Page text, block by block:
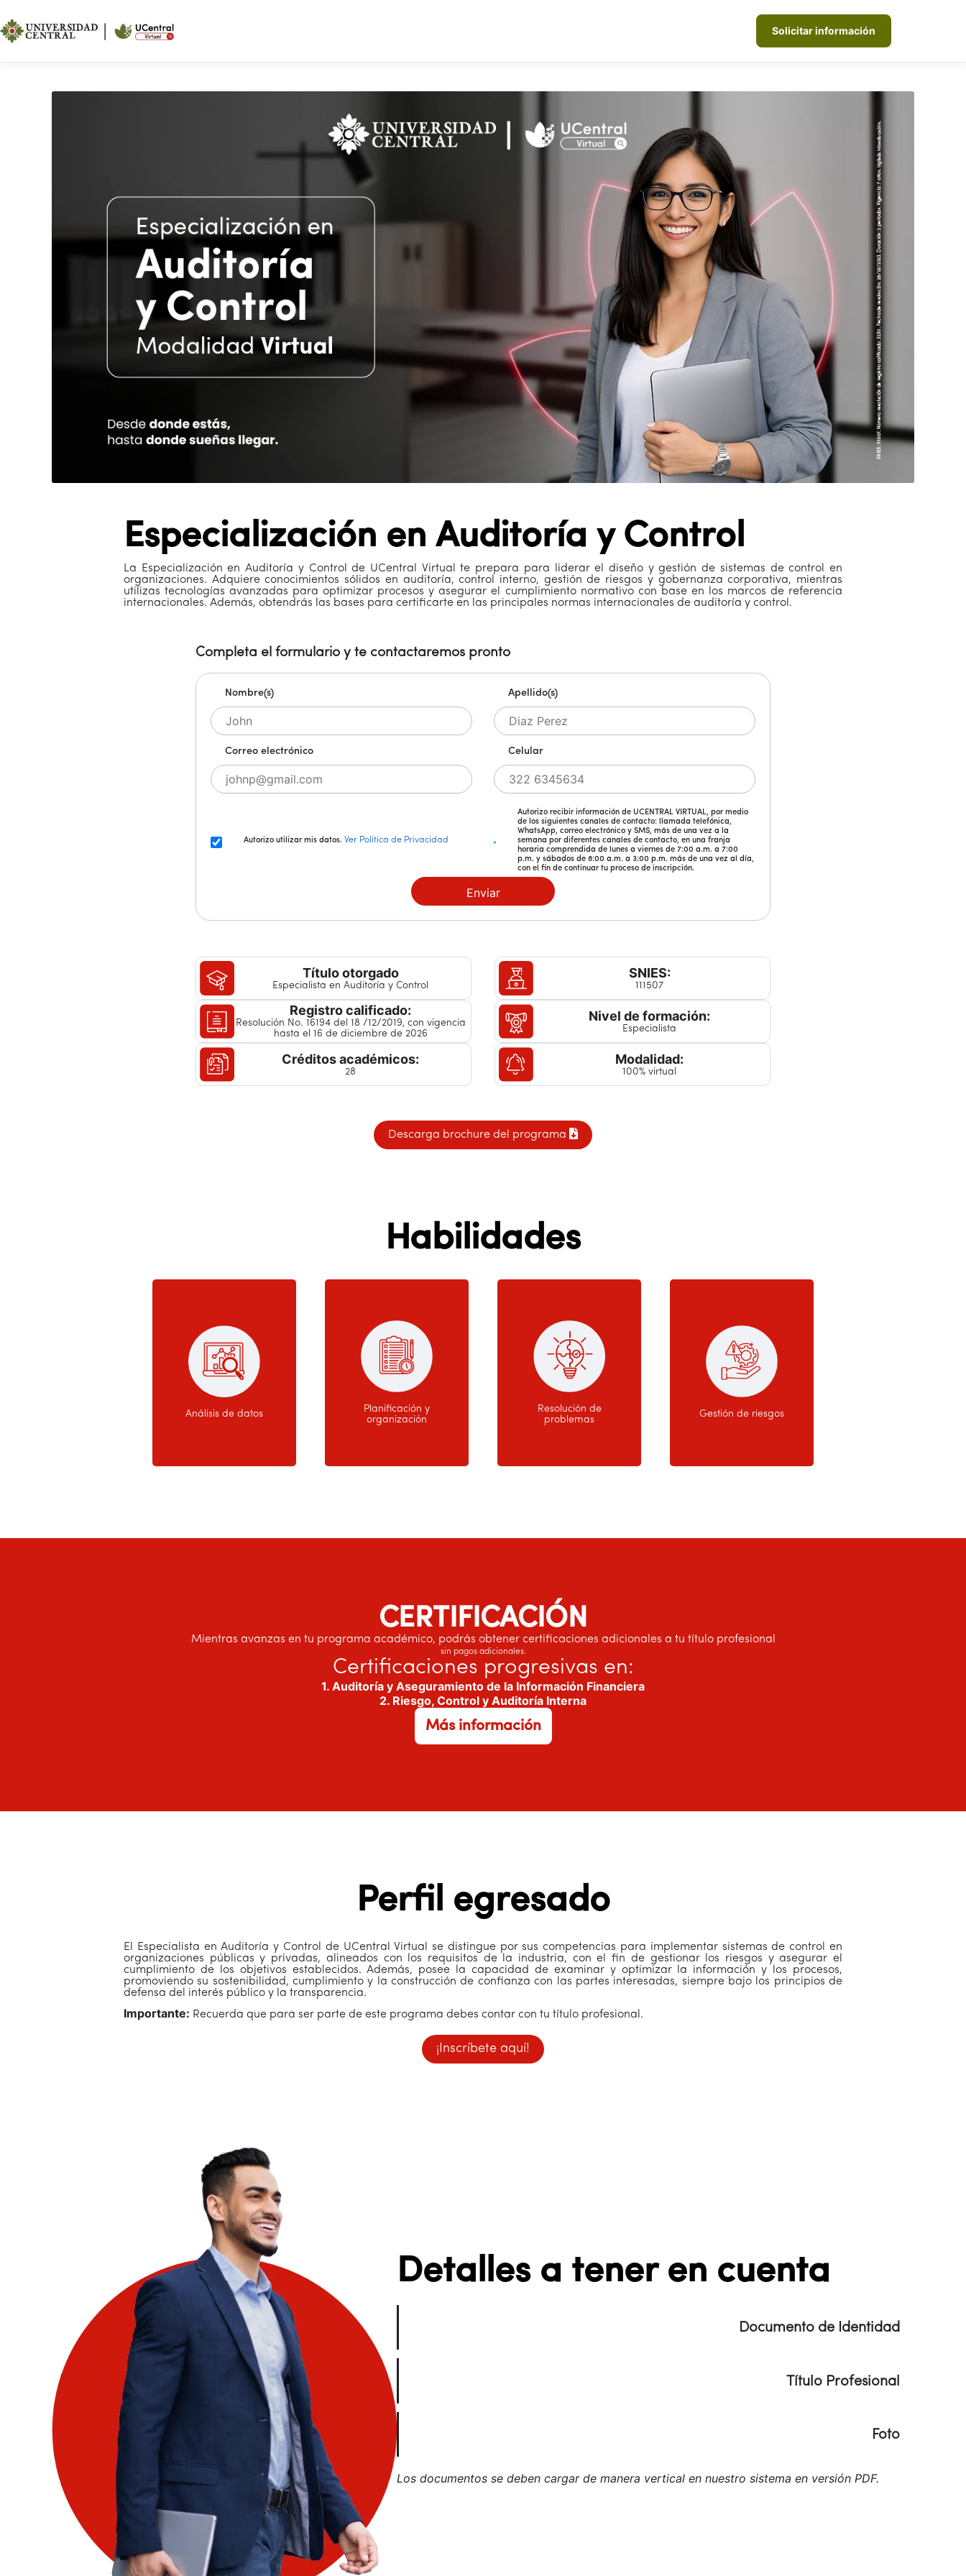
Solicitar información
Especialización en Auditoría y Control
La Especialización en Auditoría y Control de UCentral Virtual te prepara para liderar el diseño y gestión de sistemas de control en
organizaciones. Adquiere conocimientos sólidos en auditoría, control interno, gestión de riesgos y gobernanza corporativa, mientras
utilizas tecnologías avanzadas para optimizar procesos y asegurar el cumplimiento normativo con base en los marcos de referencia
internacionales. Además, obtendrás las bases para certificarte en las principales normas internacionales de auditoría y control.
Completa el formulario y te contactaremos pronto
Nombre(s) Apellido(s)
Correo electrónico Celular
Autorizo utilizar mis datos. Ver Política de Privacidad
Autorizo recibir información de UCENTRAL VIRTUAL, por medio
de los siguientes canales de contacto: llamada telefónica,
WhatsApp, correo electrónico y SMS, más de una vez a la
semana por diferentes canales de contacto, en una franja
horaria comprendida de lunes a viernes de 7:00 a.m. a 7:00
p.m. y sábados de 8:00 a.m. a 3:00 p.m. más de una vez al día,
con el fin de continuar tu proceso de inscripción.
Enviar
Título otorgado
Especialista en Auditoría y Control
SNIES:
111507
Registro calificado:
Resolución No. 16194 del 18 /12/2019, con vigencia
hasta el 16 de diciembre de 2026
Nivel de formación:
Especialista
Créditos académicos:
28
Modalidad:
100% virtual
Descarga brochure del programa
Habilidades
Análisis de datos
Planificación y
organización
Resolución de
problemas
Gestión de riesgos
CERTIFICACIÓN
Mientras avanzas en tu programa académico, podrás obtener certificaciones adicionales a tu título profesional
sin pagos adicionales.
Certificaciones progresivas en:
1. Auditoría y Aseguramiento de la Información Financiera
2. Riesgo, Control y Auditoría Interna
Más informaciónsobre el Pregrado en Ciencia de Datos
Perfil egresado
El Especialista en Auditoría y Control de UCentral Virtual se distingue por sus competencias para implementar sistemas de control en
organizaciones públicas y privadas, alineados con los requisitos de la industria, con el fin de gestionar los riesgos y asegurar el
cumplimiento de los objetivos establecidos. Además, posee la capacidad de examinar y optimizar la información y los procesos,
promoviendo su sostenibilidad, cumplimiento y la construcción de confianza con las partes interesadas, siempre bajo los principios de
defensa del interés público y la transparencia.
Importante: Recuerda que para ser parte de este programa debes contar con tu título profesional.
¡Inscríbete aquí!
Detalles a tener en cuenta
Documento de Identidad
Título Profesional
Foto
Los documentos se deben cargar de manera vertical en nuestro sistema en versión PDF.